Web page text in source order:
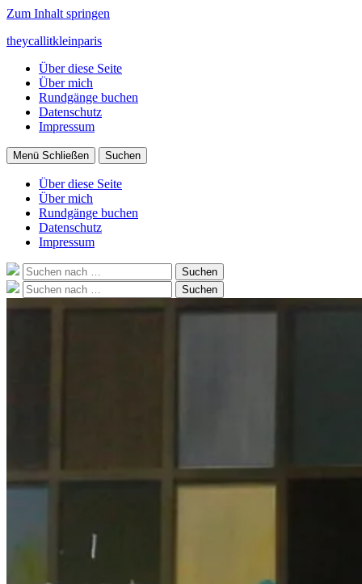
Zum Inhalt springen
theycallitkleinparis
Über diese Seite
Über mich
Rundgänge buchen
Datenschutz
Impressum
Menü Schließen Suchen
Über diese Seite
Über mich
Rundgänge buchen
Datenschutz
Impressum
Suche
nach:
Suchen
Suche
nach:
Suchen